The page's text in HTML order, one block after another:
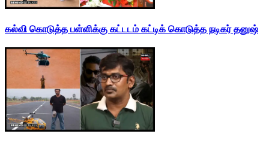
கல்வி கொடுத்த பள்ளிக்கு கட்டடம் கட்டிக் கொடுத்த நடிகர் தனுஷ்